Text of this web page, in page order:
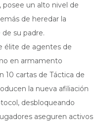
posee un alto nivel de
de heredar la
su padre.
élite de agentes de
en armamento
10 cartas de Táctica de
la nueva afiliación
desbloqueando
aseguren activos